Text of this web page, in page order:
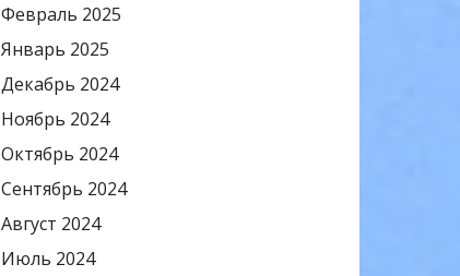
Февраль 2025
Январь 2025
Декабрь 2024
Ноябрь 2024
Октябрь 2024
Сентябрь 2024
Август 2024
Июль 2024